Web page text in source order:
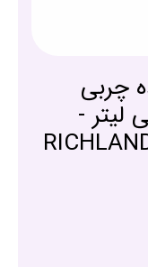
چربی
حجم 50 میلی لیتر -